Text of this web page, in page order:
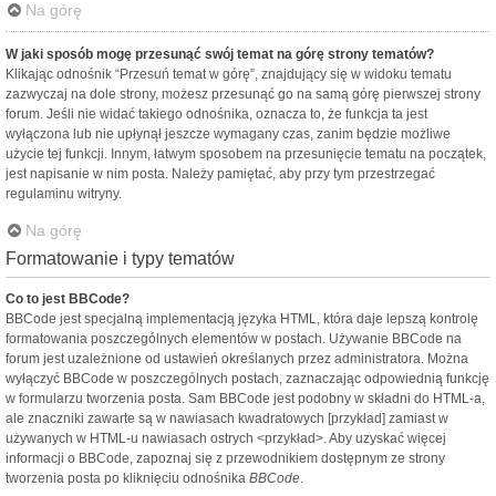
Na górę
W jaki sposób mogę przesunąć swój temat na górę strony tematów?
Klikając odnośnik “Przesuń temat w górę”, znajdujący się w widoku tematu
zazwyczaj na dole strony, możesz przesunąć go na samą górę pierwszej strony
forum. Jeśli nie widać takiego odnośnika, oznacza to, że funkcja ta jest
wyłączona lub nie upłynął jeszcze wymagany czas, zanim będzie możliwe
użycie tej funkcji. Innym, łatwym sposobem na przesunięcie tematu na początek,
jest napisanie w nim posta. Należy pamiętać, aby przy tym przestrzegać
regulaminu witryny.
Na górę
Formatowanie i typy tematów
Co to jest BBCode?
BBCode jest specjalną implementacją języka HTML, która daje lepszą kontrolę
formatowania poszczególnych elementów w postach. Używanie BBCode na
forum jest uzależnione od ustawień określanych przez administratora. Można
wyłączyć BBCode w poszczególnych postach, zaznaczając odpowiednią funkcję
w formularzu tworzenia posta. Sam BBCode jest podobny w składni do HTML-a,
ale znaczniki zawarte są w nawiasach kwadratowych [przykład] zamiast w
używanych w HTML-u nawiasach ostrych <przykład>. Aby uzyskać więcej
informacji o BBCode, zapoznaj się z przewodnikiem dostępnym ze strony
tworzenia posta po kliknięciu odnośnika BBCode.